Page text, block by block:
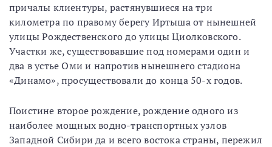
причалы клиентуры, растянувшиеся на три
километра по правому берегу Иртыша от нынешней
улицы Рождественского до улицы Циолковского.
Участки же, существовавшие под номерами один и
два в устье Оми и напротив нынешнего стадиона
«Динамо», просуществовали до конца 50-х годов.
Поистине второе рождение, рождение одного из
наиболее мощных водно-транспортных узлов
Западной Сибири да и всего востока страны, пережил